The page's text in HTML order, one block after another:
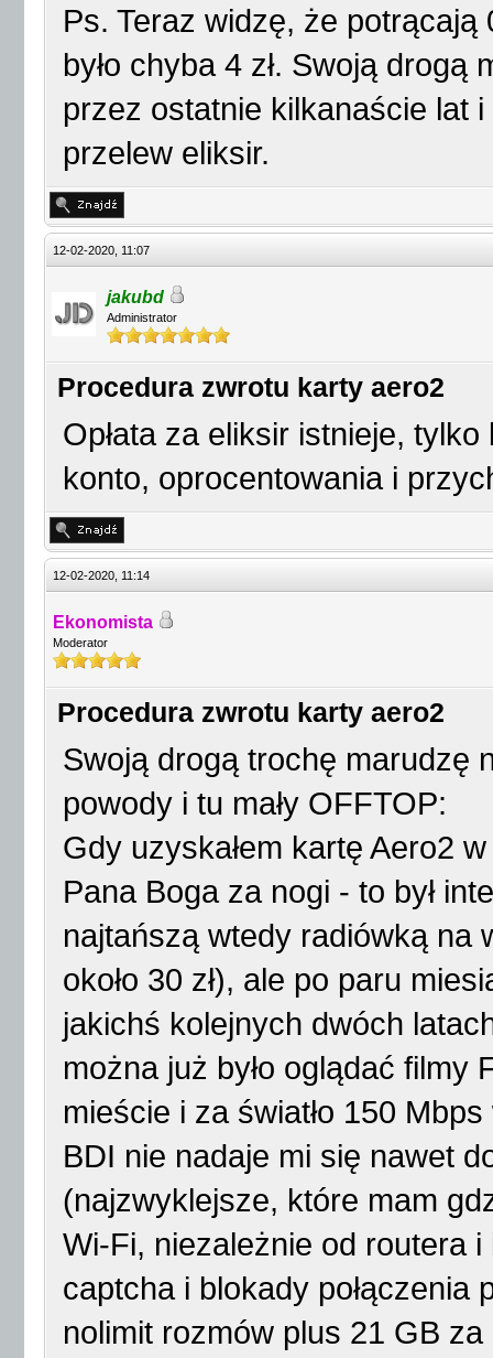
Ps. Teraz widzę, że potrącają
było chyba 4 zł. Swoją drogą
przez ostatnie kilkanaście lat i
przelew eliksir.
12-02-2020, 11:07
jakubd
Administrator
Procedura zwrotu karty aero2
Opłata za eliksir istnieje,
konto, oprocentowania i
12-02-2020, 11:14
Ekonomista
Moderator
Procedura zwrotu karty aero2
Swoją drogą trochę marudzę
powody i tu mały OFFTOP:
Gdy uzyskałem kartę Aero2
Pana Boga za nogi - to był
najtańszą wtedy radiówką na
około 30 zł), ale po paru
jakichś kolejnych dwóch
można już było oglądać filmy
mieście i za światło 150
BDI nie nadaje mi się nawet
(najzwyklejsze, które mam
Wi-Fi, niezależnie od routera
captcha i blokady połączenia
nolimit rozmów plus 21 GB za